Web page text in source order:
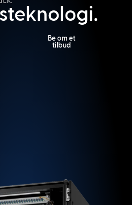
Be om et
tilbud